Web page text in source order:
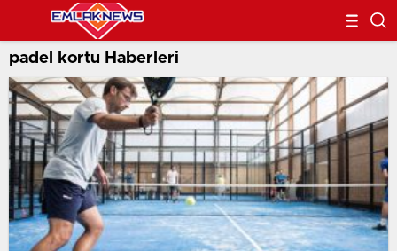
padel kortu Haberleri